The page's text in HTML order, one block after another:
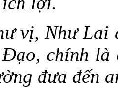
vị, Như Lai
chính là
đưa đến